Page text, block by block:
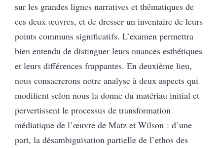
sur les grandes lignes narratives et thématiques de
ces deux œuvres, et de dresser un inventaire de leurs
points communs significatifs. L’examen permettra
bien entendu de distinguer leurs nuances esthétiques
et leurs différences frappantes. En deuxième lieu,
nous consacrerons notre analyse à deux aspects qui
modifient selon nous la donne du matériau initial et
pervertissent le processus de transformation
médiatique de l’œuvre de Matz et Wilson : d’une
part, la désambiguïsation partielle de l’ethos des